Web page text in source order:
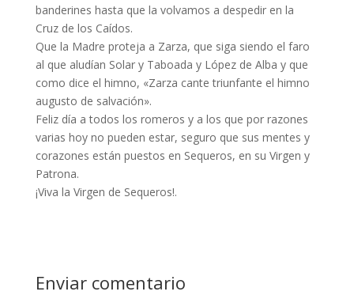
banderines hasta que la volvamos a despedir en la
Cruz de los Caídos.
Que la Madre proteja a Zarza, que siga siendo el faro
al que aludían Solar y Taboada y López de Alba y que
como dice el himno, «Zarza cante triunfante el himno
augusto de salvación».
Feliz día a todos los romeros y a los que por razones
varias hoy no pueden estar, seguro que sus mentes y
corazones están puestos en Sequeros, en su Virgen y
Patrona.
¡Viva la Virgen de Sequeros!.
Enviar comentario